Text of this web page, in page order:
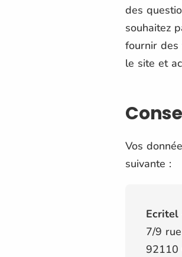
des
souhaitez
fournir des
le site et
Vos
suivante :
Ecritel
7/9
92110